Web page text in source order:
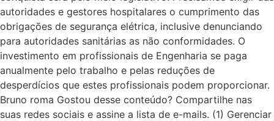
autoridades e gestores hospitalares o cumprimento das
obrigações de segurança elétrica, inclusive denunciando
para autoridades sanitárias as não conformidades. O
investimento em profissionais de Engenharia se paga
anualmente pelo trabalho e pelas reduções de
desperdícios que estes profissionais podem proporcionar.
Bruno roma Gostou desse conteúdo? Compartilhe nas
suas redes sociais e assine a lista de e-mails. (1) Gerenciar